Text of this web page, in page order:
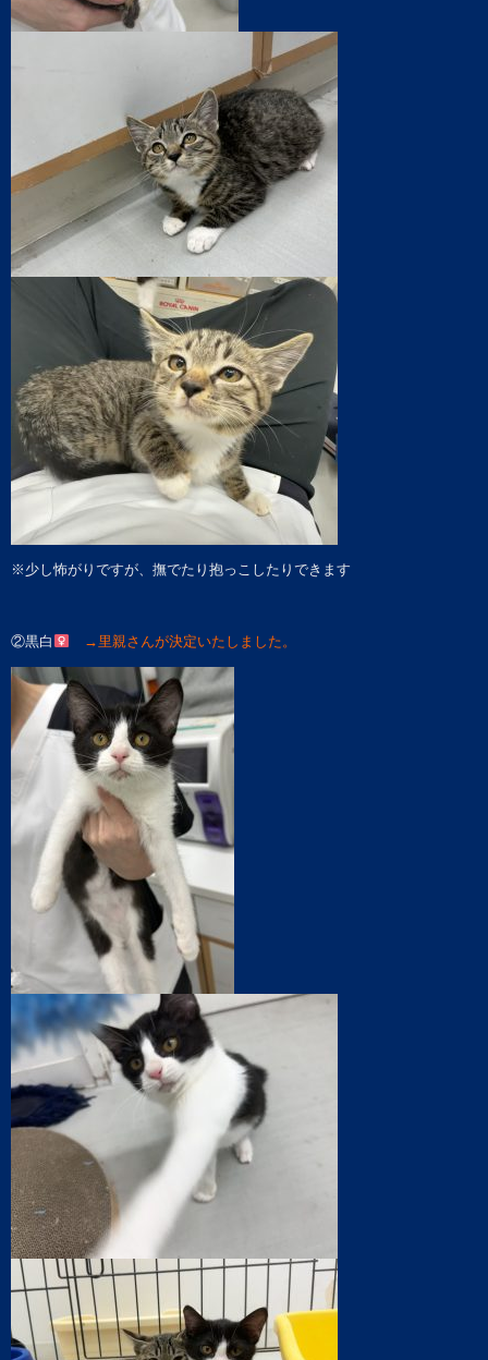
※少し怖がりですが、撫でたり抱っこしたりできます
②黒白 →里親さんが決定いたしました。